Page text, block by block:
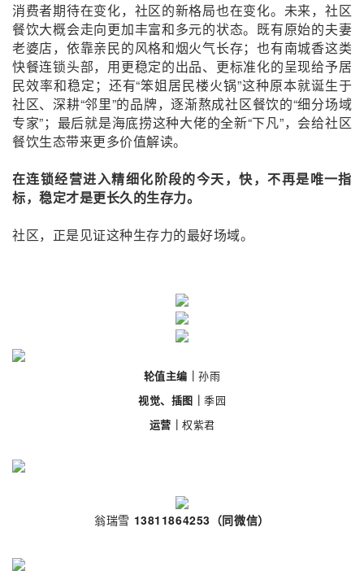
消费者期待在变化，社区的新格局也在变化。 未来，社区
餐饮大概会走向更加丰富和多元的状态。 既有原始的夫妻
老婆店， 依靠亲民的风格和烟火气长存； 也有南城香这类
快餐连锁头部，用更稳定的出品、更标准化的呈现给予居
民效率和稳定；还有“笨姐居民楼火锅”这种原本就诞生于
社区、深耕“邻里”的品牌，逐渐熬成社区餐饮的“细分场域
专家”； 最后就是海底捞这种大佬的全新“下凡”，会给社区
餐饮生态带来更多价值解读。
在连锁经营进入精细化阶段的今天，快，不再是唯一指
标，稳定才是更长久的生存力。
社区，正是见证这种生存力的最好场域。
轮值主编｜孙雨
视觉、插图｜ 季园
运营｜ 权紫君
翁瑞雪 13811864253（同微信）